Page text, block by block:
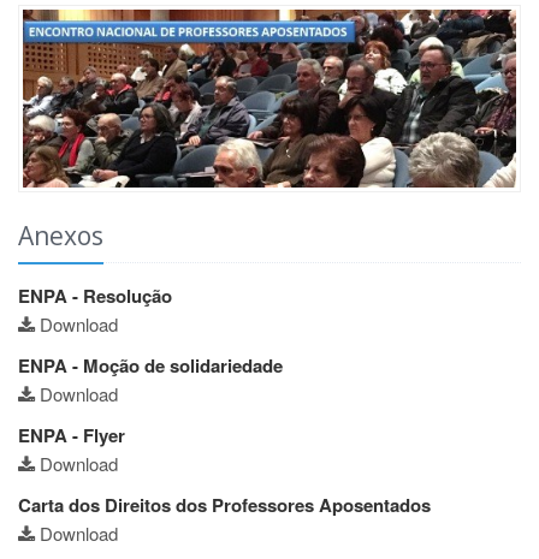
Anexos
ENPA - Resolução
Download
ENPA - Moção de solidariedade
Download
ENPA - Flyer
Download
Carta dos Direitos dos Professores Aposentados
Download